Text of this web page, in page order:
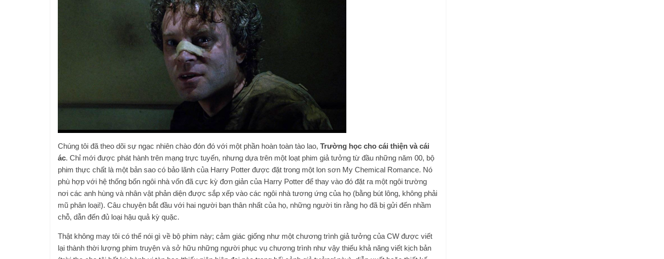
Chúng tôi đã theo dõi sự ngạc nhiên chào đón đó với một phần hoàn toàn tào lao, Trường học cho cái thiện và cái
ác. Chỉ mới được phát hành trên mạng trực tuyến, nhưng dựa trên một loạt phim giả tưởng từ đầu những năm 00, bộ
phim thực chất là một bản sao có bảo lãnh của Harry Potter được đặt trong một lon sơn My Chemical Romance. Nó
phù hợp với hệ thống bốn ngôi nhà vốn đã cực kỳ đơn giản của Harry Potter để thay vào đó đặt ra một ngôi trường
nơi các anh hùng và nhân vật phản diện được sắp xếp vào các ngôi nhà tương ứng của họ (bằng bút lông, không phải
mũ phân loại!). Câu chuyện bắt đầu với hai người bạn thân nhất của họ, những người tin rằng họ đã bị gửi đến nhầm
chỗ, dẫn đến đủ loại hậu quả kỳ quặc.
Thật không may tôi có thể nói gì về bộ phim này; cảm giác giống như một chương trình giả tưởng của CW được viết
lại thành thời lượng phim truyện và sở hữu những người phục vụ chương trình như vậy thiếu khả năng viết kịch bản